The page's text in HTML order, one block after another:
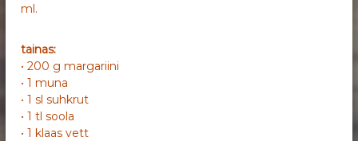
ml.
tainas:
• 200 g margariini
• 1 muna
• 1 sl suhkrut
• 1 tl soola
• 1 klaas vett